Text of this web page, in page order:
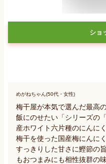
ショ
めがねちゃん(50代・女性)
梅干屋が本気で選んだ最高
飯にのせたい「シリーズの
産ホワイト六片種のにんに
梅干を使った国産梅にんに
すっきりした甘さに鰹節の
もおつまみにも相性抜群の